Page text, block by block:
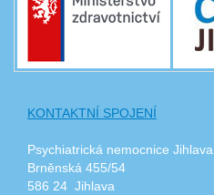
KONTAKTNÍ SPOJENÍ
Psychiatrická nemocnice Jihlava
Brněnská 455/54
586 24 Jihlava